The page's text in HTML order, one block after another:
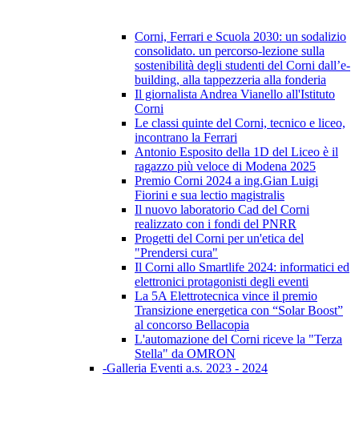
Corni, Ferrari e Scuola 2030: un sodalizio
consolidato. un percorso-lezione sulla
sostenibilità degli studenti del Corni dall’e-
building, alla tappezzeria alla fonderia
Il giornalista Andrea Vianello all'Istituto
Corni
Le classi quinte del Corni, tecnico e liceo,
incontrano la Ferrari
Antonio Esposito della 1D del Liceo è il
ragazzo più veloce di Modena 2025
Premio Corni 2024 a ing.Gian Luigi
Fiorini e sua lectio magistralis
Il nuovo laboratorio Cad del Corni
realizzato con i fondi del PNRR
Progetti del Corni per un'etica del
"Prendersi cura"
Il Corni allo Smartlife 2024: informatici ed
elettronici protagonisti degli eventi
La 5A Elettrotecnica vince il premio
Transizione energetica con “Solar Boost”
al concorso Bellacopia
L'automazione del Corni riceve la "Terza
Stella" da OMRON
-Galleria Eventi a.s. 2023 - 2024